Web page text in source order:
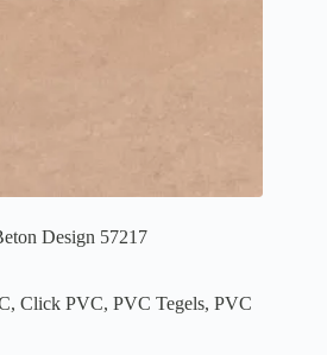
Design 57217
, Click PVC, PVC Tegels, PVC